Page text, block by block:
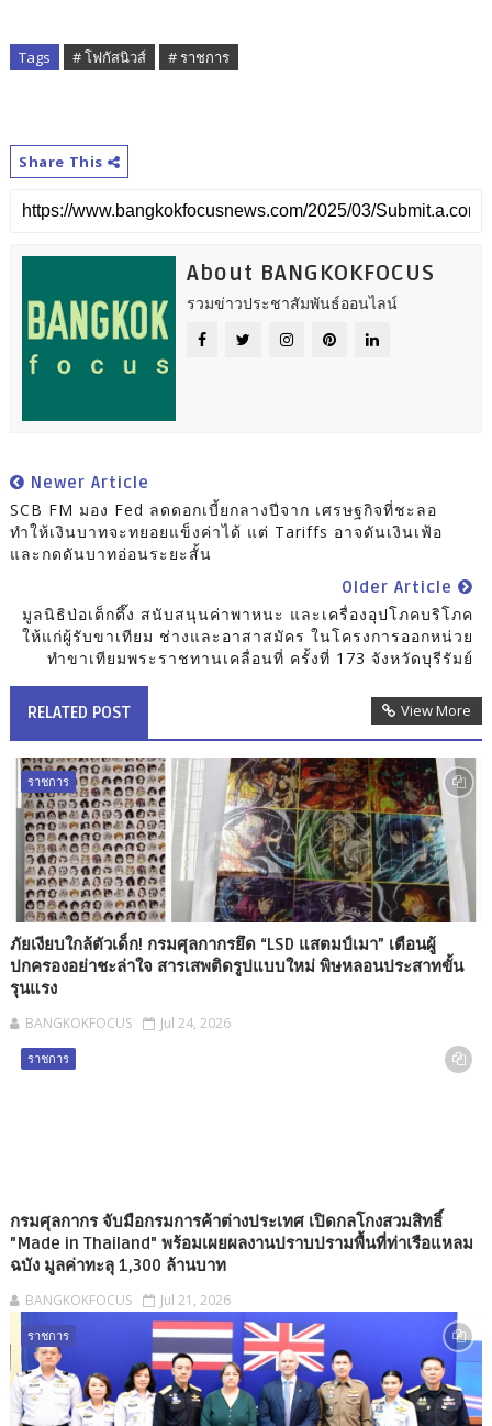
Tags # โฟกัสนิวส์ # ราชการ
Share This
About BANGKOKFOCUS
รวมข่าวประชาสัมพันธ์ออนไลน์
Newer Article
SCB FM มอง Fed ลดดอกเบี้ยกลางปีจาก เศรษฐกิจที่ชะลอ
ทำให้เงินบาทจะทยอยแข็งค่าได้ แต่ Tariffs อาจดันเงินเฟ้อ
และกดดันบาทอ่อนระยะสั้น
Older Article
มูลนิธิป่อเต็กตึ๊ง สนับสนุนค่าพาหนะ และเครื่องอุปโภคบริโภค
ให้แก่ผู้รับขาเทียม ช่างและอาสาสมัคร ในโครงการออกหน่วย
ทำขาเทียมพระราชทานเคลื่อนที่ ครั้งที่ 173 จังหวัดบุรีรัมย์
RELATED POST View More
ราชการ
​ภัยเงียบใกล้ตัวเด็ก! กรมศุลกากรยึด “LSD แสตมป์เมา” เตือนผู้
ปกครองอย่าชะล่าใจ สารเสพติดรูปแบบใหม่ พิษหลอนประสาทขั้น
รุนแรง
BANGKOKFOCUS Jul 24, 2026
ราชการ
กรมศุลกากร จับมือกรมการค้าต่างประเทศ เปิดกลโกงสวมสิทธิ์
"Made in Thailand" พร้อมเผยผลงานปราบปรามพื้นที่ท่าเรือแหลม
ฉบัง มูลค่าทะลุ 1,300 ล้านบาท
BANGKOKFOCUS Jul 21, 2026
ราชการ